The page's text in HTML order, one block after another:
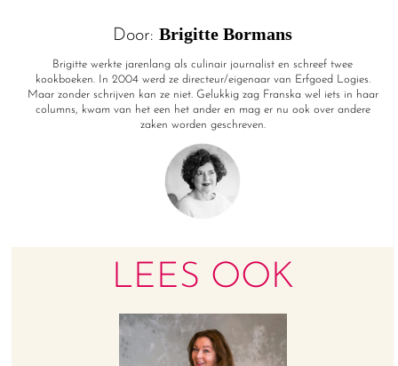
Door:Brigitte Bormans
Brigitte werkte jarenlang als culinair journalist en schreef twee
kookboeken. In 2004 werd ze directeur/eigenaar van Erfgoed Logies.
Maar zonder schrijven kan ze niet. Gelukkig zag Franska wel iets in haar
columns, kwam van het een het ander en mag er nu ook over andere
zaken worden geschreven.
LEES OOK